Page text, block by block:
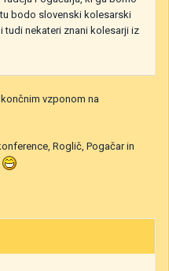
bodo slovenski kolesarski
tudi nekateri znani kolesarji iz
vzponom na
Roglič, Pogačar in